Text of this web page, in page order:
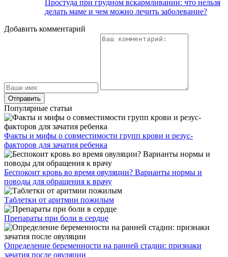
Простуда при грудном вскармливании: что нельзя
делать маме и чем можно лечить заболевание?
Добавить комментарий
Популярные статьи
Факты и мифы о совместимости групп крови и резус-
факторов для зачатия ребенка
Беспокоит кровь во время овуляции? Варианты нормы и
поводы для обращения к врачу
Таблетки от аритмии пожилым
Препараты при боли в сердце
Определение беременности на ранней стадии: признаки
зачатия после овуляции